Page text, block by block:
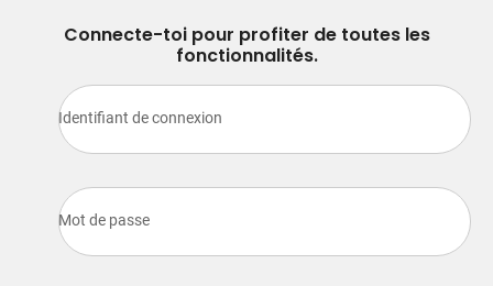
Connecte-toi pour profiter de toutes les
fonctionnalités.
Identifiant de connexion
Mot de passe